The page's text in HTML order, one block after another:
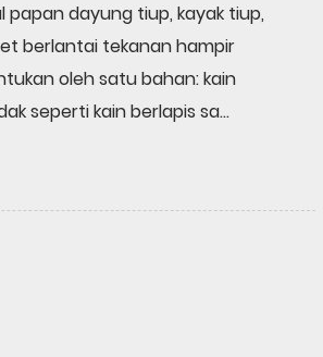
papan dayung tiup, kayak tiup,
berlantai tekanan hampir
oleh satu bahan: kain
seperti kain berlapis sa...